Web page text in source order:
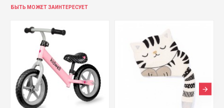
БЫТЬ МОЖЕТ ЗАИНТЕРЕСУЕТ